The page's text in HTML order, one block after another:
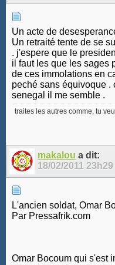
Un acte de
Un retraité tente de se
. j'espere que le
il faut les que les sages
de ces immolations en
peché sans équivoque .
senegal il me semble .
traites les autres comme, tu
makalou a dit:
18/02/201123h29
L'ancien soldat, Omar
Par Pressafrik.com
Omar Bocoum qui s'est